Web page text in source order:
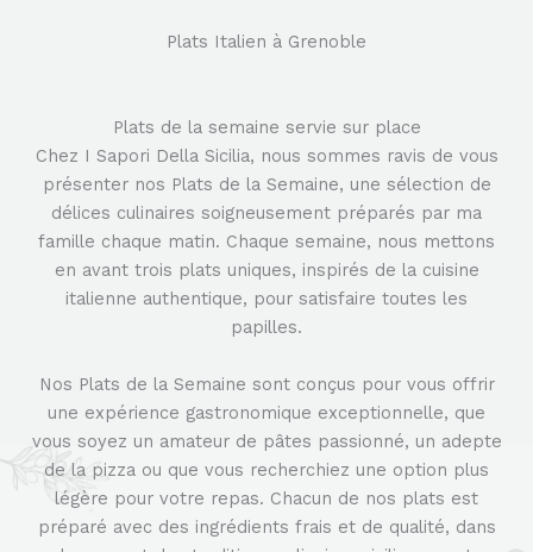
Plats Italien à Grenoble
Plats de la semaine servie sur place
Chez I Sapori Della Sicilia, nous sommes ravis de vous
présenter nos Plats de la Semaine, une sélection de
délices culinaires soigneusement préparés par ma
famille chaque matin. Chaque semaine, nous mettons
en avant trois plats uniques, inspirés de la cuisine
italienne authentique, pour satisfaire toutes les
papilles.
Nos Plats de la Semaine sont conçus pour vous offrir
une expérience gastronomique exceptionnelle, que
vous soyez un amateur de pâtes passionné, un adepte
de la pizza ou que vous recherchiez une option plus
légère pour votre repas. Chacun de nos plats est
préparé avec des ingrédients frais et de qualité, dans